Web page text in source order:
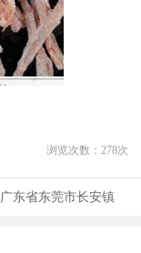
浏览次数： 278次
广东省东莞市长安镇